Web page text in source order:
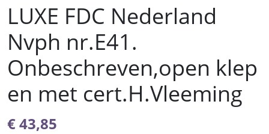
LUXE FDC Nederland
Nvph nr.E41.
Onbeschreven,open klep
en met cert.H.Vleeming
€43,85